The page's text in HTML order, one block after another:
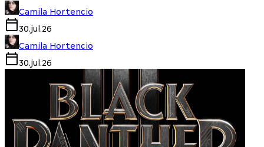
Camila Hortencio
30.jul.26
Camila Hortencio
30.jul.26